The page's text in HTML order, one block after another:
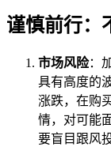
谨慎前行：
市场风险：
具有高度的
涨跌，在购
情，对可能
要盲目跟风